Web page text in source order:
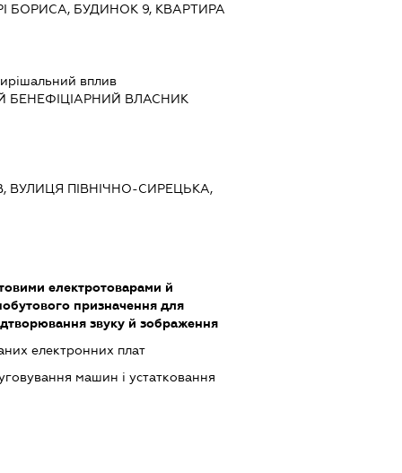
БОРИСА, БУДИНОК 9, КВАРТИРА
вплив
БЕНЕФІЦІАРНИЙ ВЛАСНИК
ВУЛИЦЯ ПІВНІЧНО-СИРЕЦЬКА,
електротоварами й
призначення для
звуку й зображення
електронних плат
машин і устатковання